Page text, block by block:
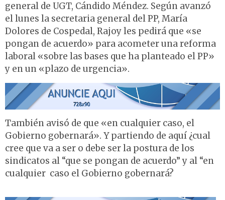
general de UGT, Cándido Méndez. Según avanzó
el lunes la secretaria general del PP, María
Dolores de Cospedal, Rajoy les pedirá que «se
pongan de acuerdo» para acometer una reforma
laboral «sobre las bases que ha planteado el PP»
y en un «plazo de urgencia».
También avisó de que «en cualquier caso, el
Gobierno gobernará». Y partiendo de aquí ¿cual
cree que va a ser o debe ser la postura de los
sindicatos al “que se pongan de acuerdo” y al “en
cualquier caso el Gobierno gobernará?